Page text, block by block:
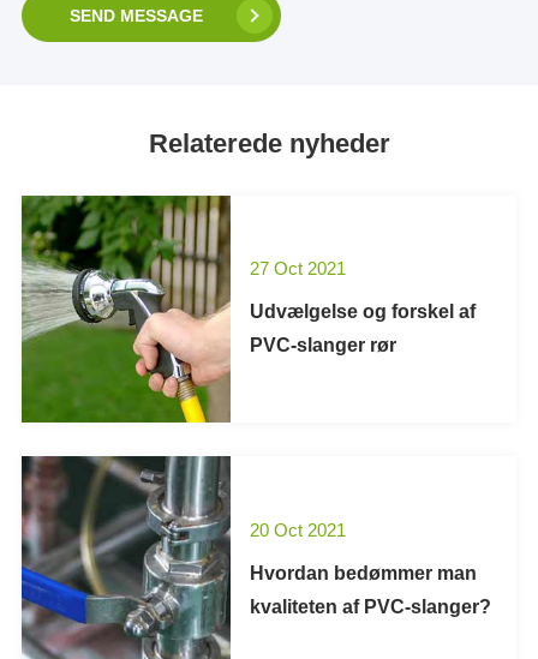
SEND MESSAGE
Relaterede nyheder
27 Oct 2021
Udvælgelse og forskel af
PVC-slanger rør
20 Oct 2021
Hvordan bedømmer man
kvaliteten af PVC-slanger?